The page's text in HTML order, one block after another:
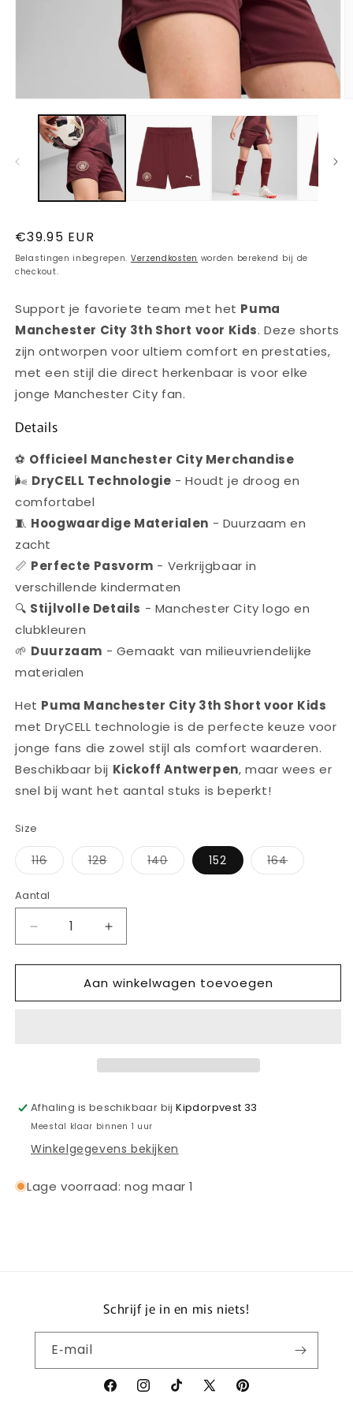
openen
Normale
prijs
€39.95 EUR
Belastingen inbegrepen. Verzendkosten worden berekend bij de
checkout.
Support je favoriete team met het Puma
Manchester City 3th Short voor Kids. Deze shorts
zijn ontworpen voor ultiem comfort en prestaties,
met een stijl die direct herkenbaar is voor elke
jonge Manchester City fan.
Details
⚽ Officieel Manchester City Merchandise
🌬️ DryCELL Technologie - Houdt je droog en
comfortabel
🧵 Hoogwaardige Materialen - Duurzaam en
zacht
📏 Perfecte Pasvorm - Verkrijgbaar in
verschillende kindermaten
🔍 Stijlvolle Details - Manchester City logo en
clubkleuren
🌱 Duurzaam - Gemaakt van milieuvriendelijke
materialen
Het Puma Manchester City 3th Short voor Kids
met DryCELL technologie is de perfecte keuze voor
jonge fans die zowel stijl als comfort waarderen.
Beschikbaar bij Kickoff Antwerpen, maar wees er
snel bij want het aantal stuks is beperkt!
Size
116Variant
uitverkocht
niet
beschikbaar
128Variant
uitverkocht
beschikbaar
140Variant
uitverkocht
152 164Variant
Aantal
Aantal
Aantal
verlagen
voor
MANCHESTER
Aantal
verhogen
voor
PUMA
MANCHESTER
Aan winkelwagen toevoegen
Afhaling is beschikbaar bijKipdorpvest 33
Meestal klaar binnen 1 uur
Winkelgegevens bekijken
Lage voorraad: nog maar 1
Schrijf je in en mis niets!
E‑mail
FacebookInstagramTikTokX
Pinterest